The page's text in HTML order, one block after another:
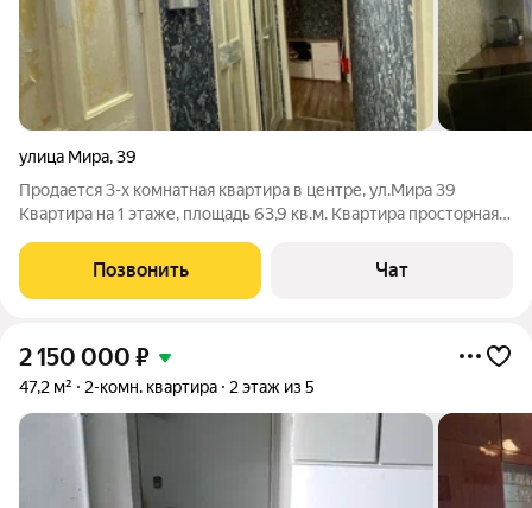
улица Мира,39
Продается 3-х комнатная квартира в центре, ул.Мира 39
Квартира на 1 этаже, площадь 63,9 кв.м. Квартира просторная,
в том числе кухонный гарнитур. Стоимость 2 750 000 руб.
Позвонить Чат
2 150 000 ₽
47,2 м² 2-комн. квартира 2 этаж из 5